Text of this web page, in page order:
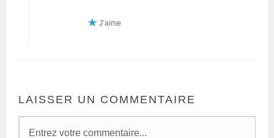
J’aime
LAISSER UN COMMENTAIRE